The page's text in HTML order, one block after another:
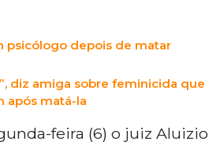
psicólogo depois de matar
diz amiga sobre feminicida que
após matá-la
feira (6) o juiz Aluizio